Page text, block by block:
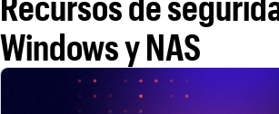
Windows y NAS